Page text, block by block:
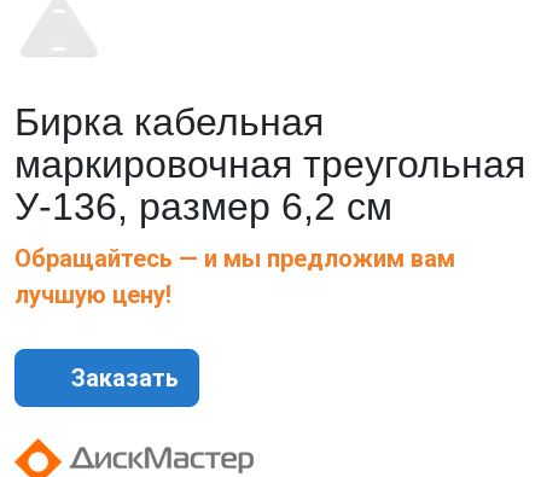
Бирка кабельная
маркировочная треугольная
У-136, размер 6,2 см
Обращайтесь — и мы предложим вам
лучшую цену!
Заказать